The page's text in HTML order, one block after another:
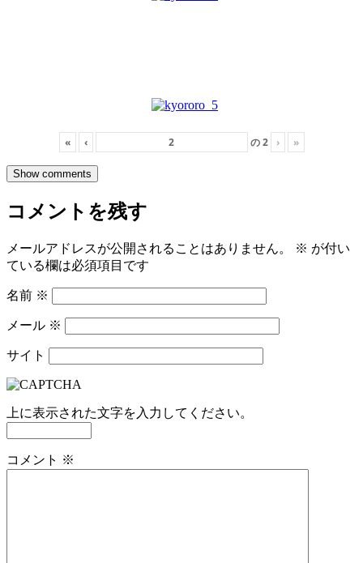
« ‹ の2 › »
Show comments
コメントを残す
メールアドレスが公開されることはありません。 ※ が付い
ている欄は必須項目です
名前 ※
メール ※
サイト
上に表示された文字を入力してください。
コメント ※